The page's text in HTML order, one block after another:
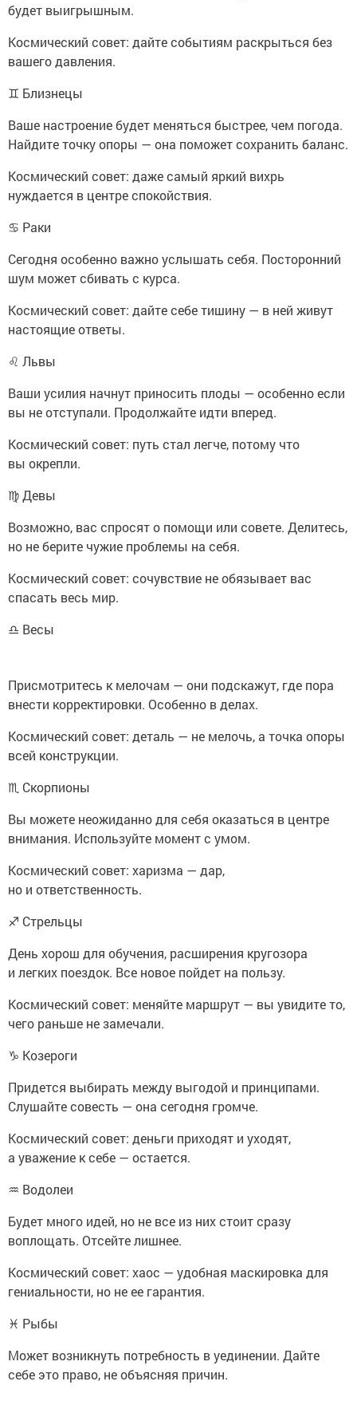
будет выигрышным.
Космический совет: дайте событиям раскрыться без
вашего давления.
♊ Близнецы
Ваше настроение будет меняться быстрее, чем погода.
Найдите точку опоры — она поможет сохранить баланс.
Космический совет: даже самый яркий вихрь
нуждается в центре спокойствия.
♋ Раки
Сегодня особенно важно услышать себя. Посторонний
шум может сбивать с курса.
Космический совет: дайте себе тишину — в ней живут
настоящие ответы.
♌ Львы
Ваши усилия начнут приносить плоды — особенно если
вы не отступали. Продолжайте идти вперед.
Космический совет: путь стал легче, потому что
вы окрепли.
♍ Девы
Возможно, вас спросят о помощи или совете. Делитесь,
но не берите чужие проблемы на себя.
Космический совет: сочувствие не обязывает вас
спасать весь мир.
♎ Весы
Присмотритесь к мелочам — они подскажут, где пора
внести корректировки. Особенно в делах.
Космический совет: деталь — не мелочь, а точка опоры
всей конструкции.
♏ Скорпионы
Вы можете неожиданно для себя оказаться в центре
внимания. Используйте момент с умом.
Космический совет: харизма — дар,
но и ответственность.
♐ Стрельцы
День хорош для обучения, расширения кругозора
и легких поездок. Все новое пойдет на пользу.
Космический совет: меняйте маршрут — вы увидите то,
чего раньше не замечали.
♑ Козероги
Придется выбирать между выгодой и принципами.
Слушайте совесть — она сегодня громче.
Космический совет: деньги приходят и уходят,
а уважение к себе — остается.
♒ Водолеи
Будет много идей, но не все из них стоит сразу
воплощать. Отсейте лишнее.
Космический совет: хаос — удобная маскировка для
гениальности, но не ее гарантия.
♓ Рыбы
Может возникнуть потребность в уединении. Дайте
себе это право, не объясняя причин.